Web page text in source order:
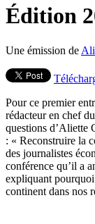
Édition
Une émission de
Pour ce premier
rédacteur en chef
questions d’Aliette
: « Reconstruire la
des journalistes
conférence qu’il a
expliquant
continent dans nos